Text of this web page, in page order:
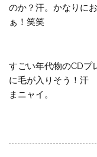
のか？汗。かなりに
ぁ！笑笑
すごい年代物のCDプ
に毛が入りそう！汗
まニャイ。